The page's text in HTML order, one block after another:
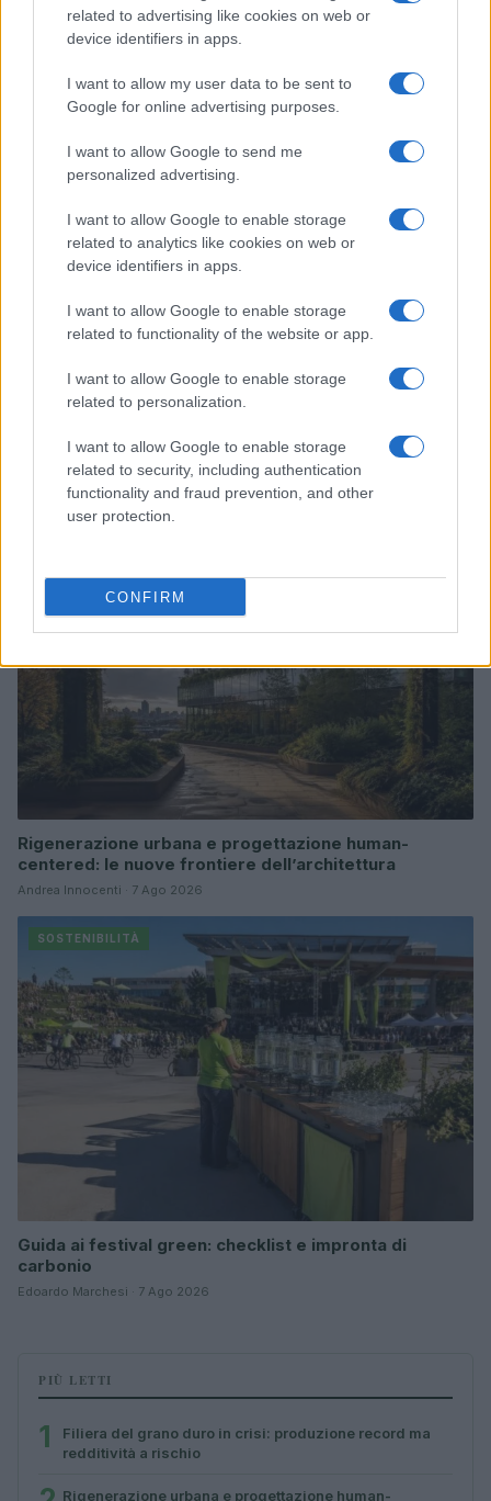
related to advertising like cookies on web or
device identifiers in apps.
I want to allow my user data to be sent to
Google for online advertising purposes.
I want to allow Google to send me
personalized advertising.
I want to allow Google to enable storage
related to analytics like cookies on web or
device identifiers in apps.
I want to allow Google to enable storage
related to functionality of the website or app.
I want to allow Google to enable storage
related to personalization.
I want to allow Google to enable storage
related to security, including authentication
functionality and fraud prevention, and other
user protection.
CONFIRM
Continua a leggere
Filiera del grano duro in crisi: produzione record ma
redditività a rischio
Andrea Innocenti · 7 Ago 2026
Rigenerazione urbana e progettazione human-
centered: le nuove frontiere dell’architettura
Andrea Innocenti · 7 Ago 2026
SOSTENIBILITÀ
Guida ai festival green: checklist e impronta di
carbonio
Edoardo Marchesi · 7 Ago 2026
PIÙ LETTI
1
Filiera del grano duro in crisi: produzione record ma
redditività a rischio
Rigenerazione urbana e progettazione human-